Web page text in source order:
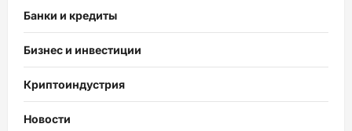
Банки и кредиты
Бизнес и инвестиции
Криптоиндустрия
Новости